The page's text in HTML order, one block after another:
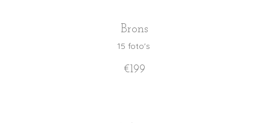
Brons
15 foto's
€199